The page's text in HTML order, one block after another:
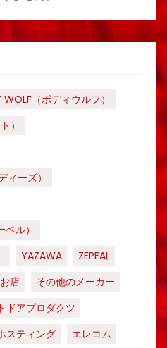
WOLF（ボディウルフ）
）
ーズ）
ル）
YAZAWA
ZEPEAL
店
その他のメーカー
ドアプロダクツ
スティング エレコム